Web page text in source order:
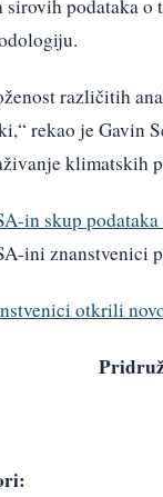
sirovih podataka o
različitih
rekao je Gavin
klimatskih
in skup
ini znanstvenici
otkrili